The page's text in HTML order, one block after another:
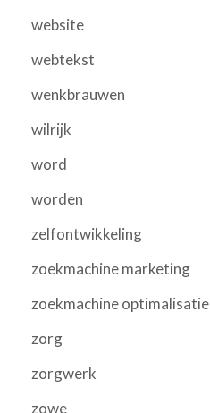
website
webtekst
wenkbrauwen
wilrijk
word
worden
zelfontwikkeling
zoekmachine marketing
zoekmachine optimalisatie
zorg
zorgwerk
zowe